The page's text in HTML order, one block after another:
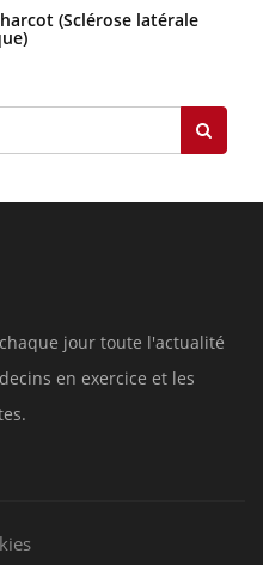
(Sclérose latérale
jour toute l'actualité
en exercice et les